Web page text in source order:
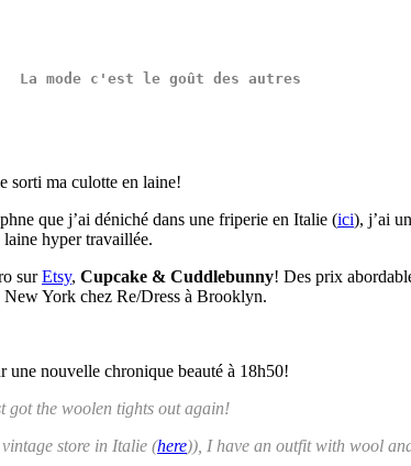
La mode c'est le goût des autres
sorti ma culotte en laine!
que j’ai déniché dans une friperie en Italie (ici), j’ai
laine hyper travaillée.
surEtsy, Cupcake & Cuddlebunny! Des prix
New York chez Re/Dress à Brooklyn.
nouvelle chronique beauté à 18h50!
got the woolen tights out again!
store in Italie (here)), I have an outfit with wool